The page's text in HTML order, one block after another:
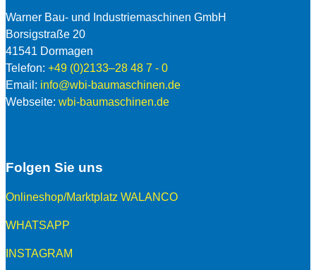
Warner Bau- und Industriemaschinen GmbH
Borsigstraße 20
41541 Dormagen
Telefon: +49 (0)2133–28 48 7 - 0
Email: info@wbi-baumaschinen.de
Webseite: wbi-baumaschinen.de
Folgen Sie uns
Onlineshop/Marktplatz WALANCO
WHATSAPP
INSTAGRAM